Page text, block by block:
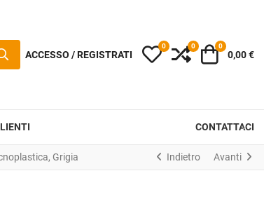
ACCESSO / REGISTRATI I miei preferiti
0 Compara
0 Carrello
0
0,00 €
CONTATTACI
Grigia Indietro Avanti